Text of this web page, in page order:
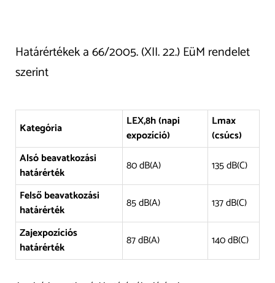
Határértékek a 66/2005. (XII. 22.) EüM rendelet
szerint
Kategória
LEX,8h (napi
expozíció)
Lmax
(csúcs)
Alsó beavatkozási
határérték
80 dB(A)
135 dB(C)
Felső beavatkozási
határérték
85 dB(A)
137 dB(C)
Zajexpozíciós
határérték
87 dB(A) 140 dB(C)